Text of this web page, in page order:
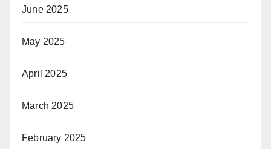
June 2025
May 2025
April 2025
March 2025
February 2025